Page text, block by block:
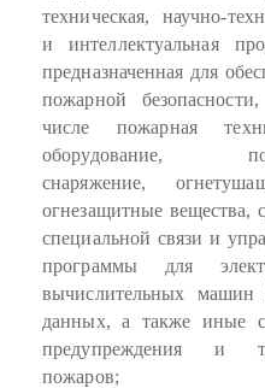
техническая, научно-
и интеллектуальная
предназначенная для
пожарной
числе пожарная
оборудование,
снаряжение,
огнезащитные вещества,
специальной связи и
программы для
вычислительных
данных, а также иные
предупреждения и
пожаров;